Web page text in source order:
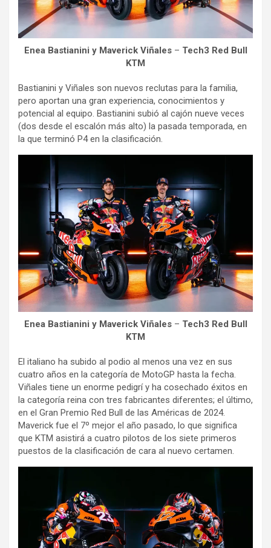
Enea Bastianini y Maverick Viñales– Tech3 Red Bull
KTM
Bastianini y Viñales son nuevos reclutas para la familia,
pero aportan una gran experiencia, conocimientos y
potencial al equipo. Bastianini subió al cajón nueve veces
(dos desde el escalón más alto) la pasada temporada, en
la que terminó P4 en la clasificación.
Enea Bastianini y Maverick Viñales– Tech3 Red Bull
KTM
El italiano ha subido al podio al menos una vez en sus
cuatro años en la categoría de MotoGP hasta la fecha.
Viñales tiene un enorme pedigrí y ha cosechado éxitos en
la categoría reina con tres fabricantes diferentes; el último,
en el Gran Premio Red Bull de las Américas de 2024.
Maverick fue el 7º mejor el año pasado, lo que significa
que KTM asistirá a cuatro pilotos de los siete primeros
puestos de la clasificación de cara al nuevo certamen.